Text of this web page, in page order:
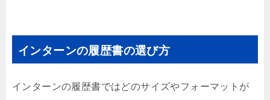
インターンの履歴書の選び方
インターンの履歴書ではどのサイズやフォーマットが